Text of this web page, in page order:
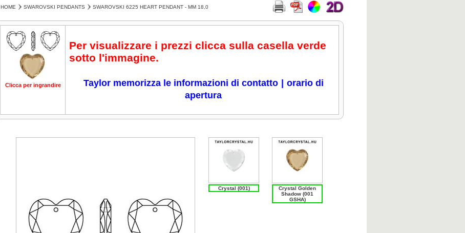
HOME SWAROVSKI PENDANTS SWAROVSKI 6225 HEART PENDANT - MM 18,0
Clicca per ingrandire Clicca per ingrandire
Per visualizzare i prezzi clicca sulla casella verde
sotto l'immagine.
Taylor memorizza le informazioni di contatto
orario di
apertura
Crystal (001)
Crystal Golden
Shadow (001
GSHA)